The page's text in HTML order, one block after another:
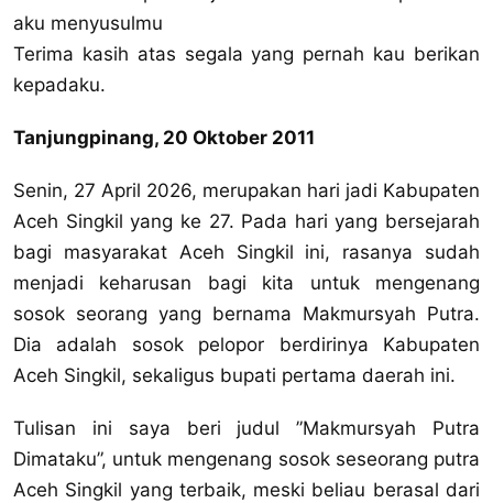
aku menyusulmu
Terima kasih atas segala yang pernah kau berikan
kepadaku.
Tanjungpinang, 20 Oktober 2011
Senin, 27 April 2026, merupakan hari jadi Kabupaten
Aceh Singkil yang ke 27. Pada hari yang bersejarah
bagi masyarakat Aceh Singkil ini, rasanya sudah
menjadi keharusan bagi kita untuk mengenang
sosok seorang yang bernama Makmursyah Putra.
Dia adalah sosok pelopor berdirinya Kabupaten
Aceh Singkil, sekaligus bupati pertama daerah ini.
Tulisan ini saya beri judul ”Makmursyah Putra
Dimataku”, untuk mengenang sosok seseorang putra
Aceh Singkil yang terbaik, meski beliau berasal dari